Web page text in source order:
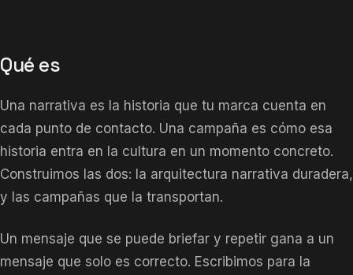
Qué es
Una narrativa es la historia que tu marca cuenta en
cada punto de contacto. Una campaña es cómo esa
historia entra en la cultura en un momento concreto.
Construimos las dos: la arquitectura narrativa duradera,
y las campañas que la transportan.
Un mensaje que se puede briefar y repetir gana a un
mensaje que solo es correcto. Escribimos para la